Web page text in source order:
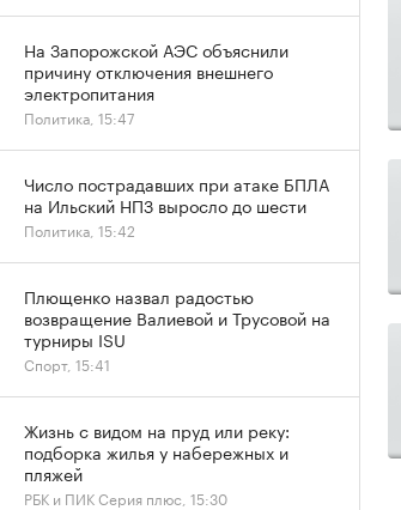
На Запорожской АЭС объяснили
причину отключения внешнего
электропитания
Политика, 15:47
Число пострадавших при атаке БПЛА
на Ильский НПЗ выросло до шести
Политика, 15:42
Плющенко назвал радостью
возвращение Валиевой и Трусовой на
турниры ISU
Спорт, 15:41
Жизнь с видом на пруд или реку:
подборка жилья у набережных и
пляжей
РБК и ПИК Серия плюс, 15:30